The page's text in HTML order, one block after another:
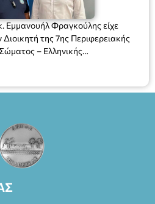
Εμμανουήλ Φραγκούλης είχε
της 7ης Περιφερειακής
– Ελληνικής
Αρχιπλοίαρχο Λ.Σ. κ. Ιωάννη